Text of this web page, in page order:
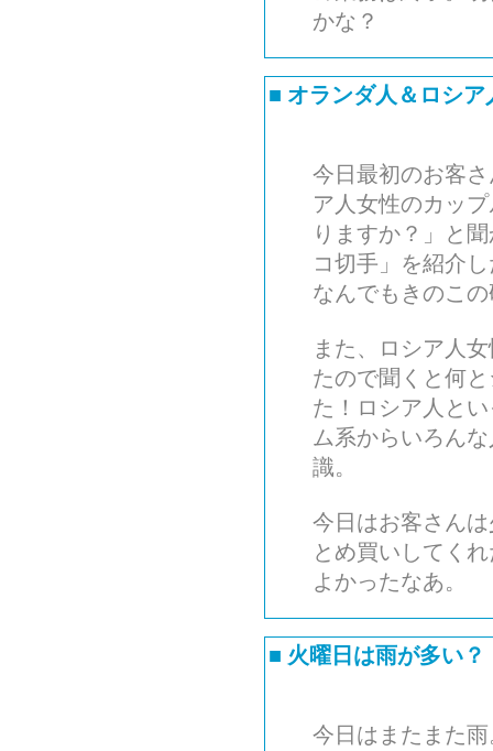
かな？
■ オランダ人＆ロシア
今日最初のお客
ア人女性のカッ
りますか？」と
コ切手」を紹介
なんでもきのこ
また、ロシア人
たので聞くと何
た！ロシア人と
ム系からいろん
識。
今日はお客さん
とめ買いしてく
よかったなあ。
■ 火曜日は雨が多い？
今日はまたまた